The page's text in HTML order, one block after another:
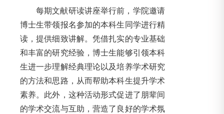
每期文献研读讲座举行前，学院邀请
博士生带领报名参加的本科生同学进行精
读，提供细致讲解。凭借扎实的专业基础
和丰富的研究经验，博士生能够引领本科
生进一步理解经典理论以及培养学术研究
的方法和思路，从而帮助本科生提升学术
素养。此外，这种活动形式促进了朋辈间
的学术交流与互助，营造了良好的学术氛